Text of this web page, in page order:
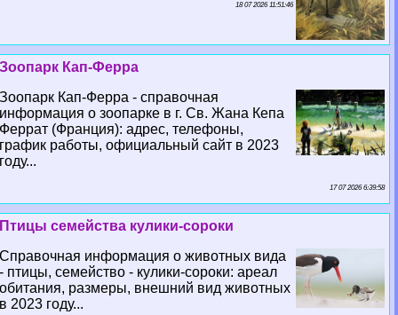
18 07 2026 11:51:46
Зоопарк Кап-Ферра
Зоопарк Кап-Ферра - справочная
информация о зоопарке в г. Св. Жана Кепа
Феррат (Франция): адрес, телефоны,
график работы, официальный сайт в 2023
году...
17 07 2026 6:39:58
Птицы семейства кулики-сороки
Справочная информация о животных вида
- птицы, семейство - кулики-сороки: ареал
обитания, размеры, внешний вид животных
в 2023 году...